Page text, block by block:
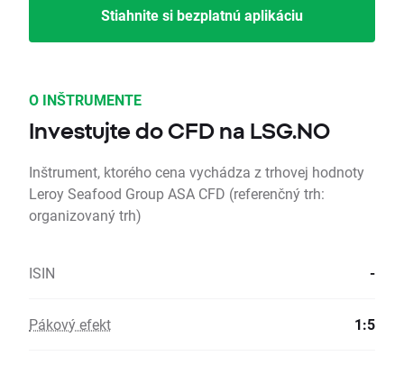
Stiahnite si bezplatnú aplikáciu
O INŠTRUMENTE
Investujte do CFD na LSG.NO
Inštrument, ktorého cena vychádza z trhovej hodnoty
Leroy Seafood Group ASA CFD (referenčný trh:
organizovaný trh)
ISIN -
Pákový efekt 1:5